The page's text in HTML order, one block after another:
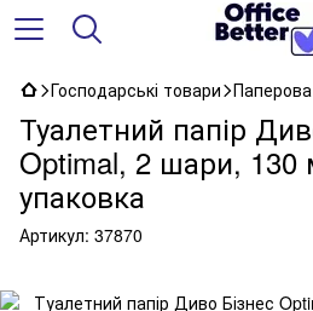
Господарські товари
Туалетний папір
Optimal, 2 шари, 130
упаковка
Артикул: 37870